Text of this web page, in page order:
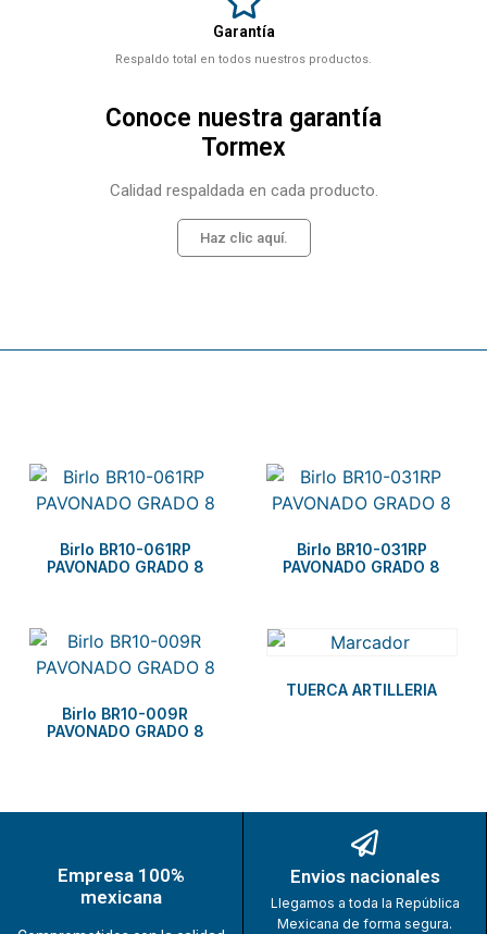
Garantía
Respaldo total en todos nuestros productos.
Conoce nuestra garantía
Tormex
Calidad respaldada en cada producto.
Haz clic aquí.
Birlo BR10-061RP
PAVONADO GRADO 8
Birlo BR10-031RP
PAVONADO GRADO 8
Birlo BR10-009R
PAVONADO GRADO 8
TUERCA ARTILLERIA
Empresa 100%
mexicana
Envios nacionales
Llegamos a toda la República
Mexicana de forma segura.